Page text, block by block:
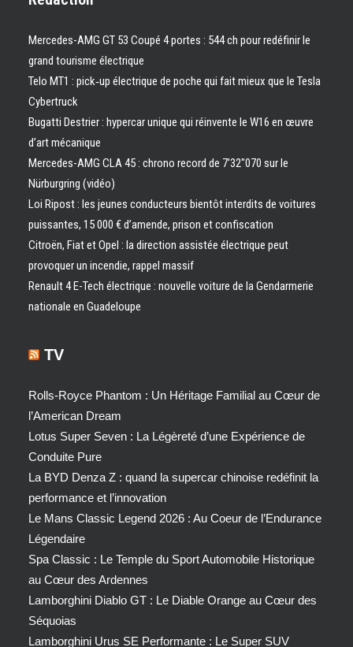
Mercedes-AMG GT 53 Coupé 4 portes : 544 ch pour redéfinir le
grand tourisme électrique
Telo MT1 : pick‑up électrique de poche qui fait mieux que le Tesla
Cybertruck
Bugatti Destrier : hypercar unique qui réinvente le W16 en œuvre
d’art mécanique
Mercedes-AMG CLA 45 : chrono record de 7’32″070 sur le
Nürburgring (vidéo)
Loi Ripost : les jeunes conducteurs bientôt interdits de voitures
puissantes, 15 000 € d’amende, prison et confiscation
Citroën, Fiat et Opel : la direction assistée électrique peut
provoquer un incendie, rappel massif
Renault 4 E-Tech électrique : nouvelle voiture de la Gendarmerie
nationale en Guadeloupe
TV
Rolls-Royce Phantom : Un Héritage Familial au Cœur de
l’American Dream
Lotus Super Seven : La Légèreté d’une Expérience de
Conduite Pure
La BYD Denza Z : quand la supercar chinoise redéfinit la
performance et l’innovation
Le Mans Classic Legend 2026 : Au Coeur de l’Endurance
Légendaire
Spa Classic : Le Temple du Sport Automobile Historique
au Cœur des Ardennes
Lamborghini Diablo GT : Le Diable Orange au Cœur des
Séquoias
Lamborghini Urus SE Performante : Le Super SUV